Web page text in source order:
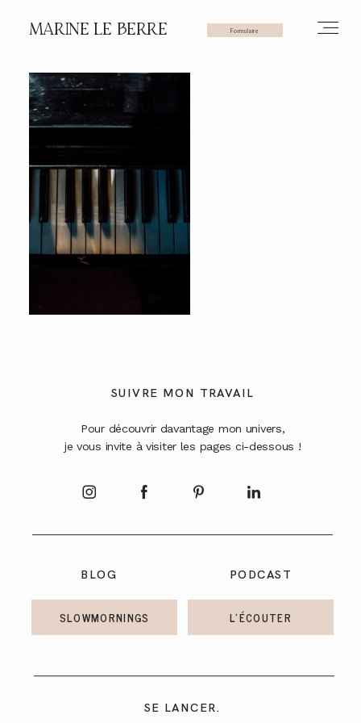
MARINE LE BERRE Formulaire
BLOG
SE LANCER.
SUIVRE MON TRAVAIL
SLOWMORNINGS
Pour découvrir davantage mon univers,
je vous invite à visiter les pages ci-dessous !
PODCAST
L'ÉCOUTER
PHOTOS
VIDÉOS
CONTACT